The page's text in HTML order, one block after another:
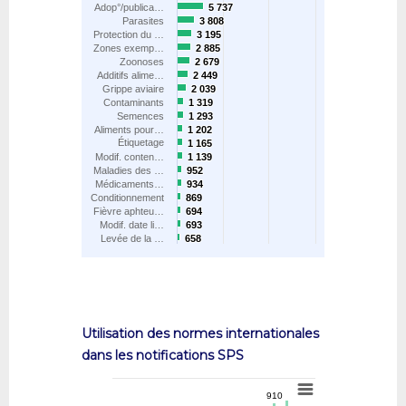
5 737
5 737
3 808
3 808
3 195
3 195
2 885
2 885
2 679
2 679
2 449
2 449
2 039
2 039
1 319
1 319
1 293
1 293
1 202
1 202
1 165
1 165
1 139
1 139
952
952
934
934
869
869
694
694
693
693
658
658
Adop°/publica…
Parasites
Protection du …
Zones exemp…
Zoonoses
Additifs alime…
Grippe aviaire
Contaminants
Semences
Aliments pour…
Étiquetage
Modif. conten…
Maladies des …
Médicaments…
Conditionnement
Fièvre aphteu…
Modif. date li…
Levée de la …
Utilisation des normes internationales
dans les notifications SPS
910
910